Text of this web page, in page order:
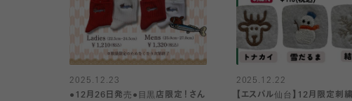
2025.12.23
●12月26日発売●目黒店限定！さん
2025.12.22
【エスパル仙台】12月限定刺繍